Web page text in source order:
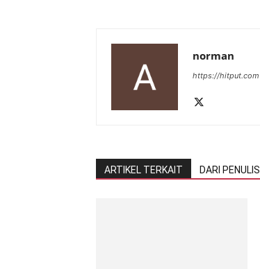
norman
https://hitput.com
ARTIKEL TERKAIT DARI PENULIS